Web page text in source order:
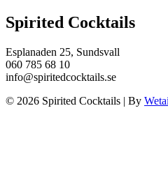
Spirited Cocktails
Esplanaden 25, Sundsvall
060 785 68 10
info@spiritedcocktails.se
© 2026 Spirited Cocktails | By